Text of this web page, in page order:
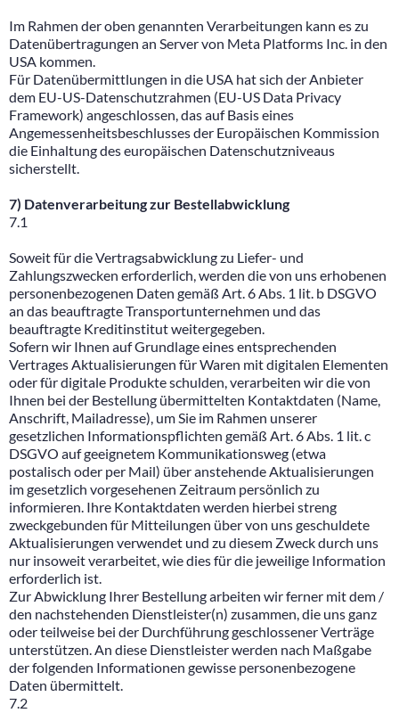
Im Rahmen der oben genannten Verarbeitungen kann es zu
Datenübertragungen an Server von Meta Platforms Inc. in den
USA kommen.
Für Datenübermittlungen in die USA hat sich der Anbieter
dem EU-US-Datenschutzrahmen (EU-US Data Privacy
Framework) angeschlossen, das auf Basis eines
Angemessenheitsbeschlusses der Europäischen Kommission
die Einhaltung des europäischen Datenschutzniveaus
sicherstellt.
7) Datenverarbeitung zur Bestellabwicklung
7.1
Soweit für die Vertragsabwicklung zu Liefer- und
Zahlungszwecken erforderlich, werden die von uns erhobenen
personenbezogenen Daten gemäß Art. 6 Abs. 1 lit. b DSGVO
an das beauftragte Transportunternehmen und das
beauftragte Kreditinstitut weitergegeben.
Sofern wir Ihnen auf Grundlage eines entsprechenden
Vertrages Aktualisierungen für Waren mit digitalen Elementen
oder für digitale Produkte schulden, verarbeiten wir die von
Ihnen bei der Bestellung übermittelten Kontaktdaten (Name,
Anschrift, Mailadresse), um Sie im Rahmen unserer
gesetzlichen Informationspflichten gemäß Art. 6 Abs. 1 lit. c
DSGVO auf geeignetem Kommunikationsweg (etwa
postalisch oder per Mail) über anstehende Aktualisierungen
im gesetzlich vorgesehenen Zeitraum persönlich zu
informieren. Ihre Kontaktdaten werden hierbei streng
zweckgebunden für Mitteilungen über von uns geschuldete
Aktualisierungen verwendet und zu diesem Zweck durch uns
nur insoweit verarbeitet, wie dies für die jeweilige Information
erforderlich ist.
Zur Abwicklung Ihrer Bestellung arbeiten wir ferner mit dem /
den nachstehenden Dienstleister(n) zusammen, die uns ganz
oder teilweise bei der Durchführung geschlossener Verträge
unterstützen. An diese Dienstleister werden nach Maßgabe
der folgenden Informationen gewisse personenbezogene
Daten übermittelt.
7.2